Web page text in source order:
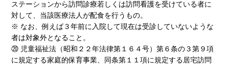
ステーションから訪問診療若しくは訪問看護を受けている者に
対して、当該医療法人が配食を行うもの。
※ なお、例えば３年前に入院して現在は受診していないような
者は対象外となること。
⑳ 児童福祉法（昭和２２年法律第１６４号）第６条の３第９項
に規定する家庭的保育事業、同条第１１項に規定する居宅訪問